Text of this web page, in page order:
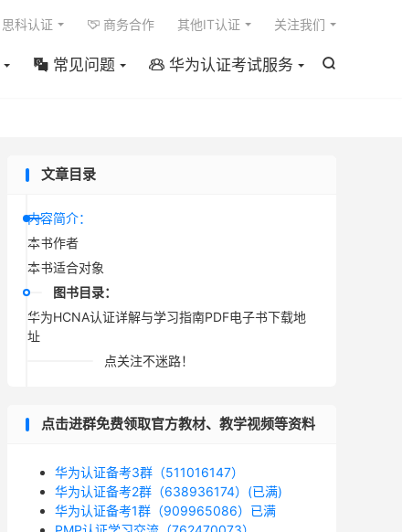

 常见问题  华为认证考试服务
思科认证  商务合作 其他IT认证 关注我们
文章目录
内容简介：
本书作者
本书适合对象
图书目录：
华为HCNA认证详解与学习指南PDF电子书下载地
址
点关注不迷路！
点击进群免费领取官方教材、教学视频等资料
华为认证备考3群（511016147）
华为认证备考2群（638936174）(已满)
华为认证备考1群（909965086）已满